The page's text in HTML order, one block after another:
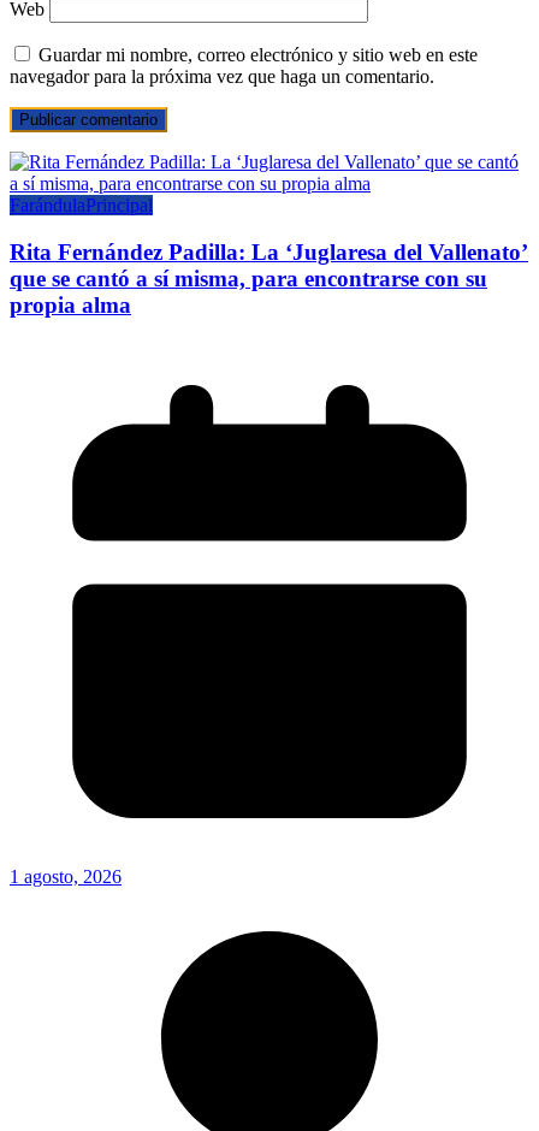
Web
Guardar mi nombre, correo electrónico y sitio web en este
navegador para la próxima vez que haga un comentario.
FarándulaPrincipal
Rita Fernández Padilla: La ‘Juglaresa del Vallenato’
que se cantó a sí misma, para encontrarse con su
propia alma
1 agosto, 2026